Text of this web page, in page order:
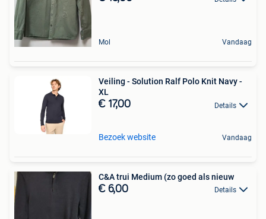
Mol Vandaag
Veiling - Solution Ralf Polo Knit Navy -
XL
€ 17,00 Details
Bezoek website Vandaag
C&A trui Medium (zo goed als nieuw
€ 6,00 Details